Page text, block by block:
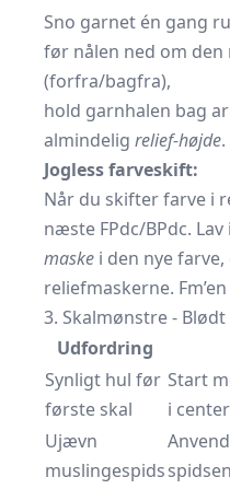
Sno garnet én gang
før nålen ned om den
(forfra/bagfra),
hold garnhalen bag
almindelig relief-højde.
Jogless farveskift:
Når du skifter farve i
næste FPdc/BPdc.
maske i den nye
reliefmaskerne.
3. Skalmønstre -
Udfordring
Synligt hul før
første skal
Start
i
Ujævn
muslingespids
Anvend